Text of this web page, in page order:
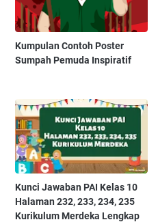
Kumpulan Contoh Poster
Sumpah Pemuda Inspiratif
Kunci Jawaban PAI Kelas 10
Halaman 232, 233, 234, 235
Kurikulum Merdeka Lengkap